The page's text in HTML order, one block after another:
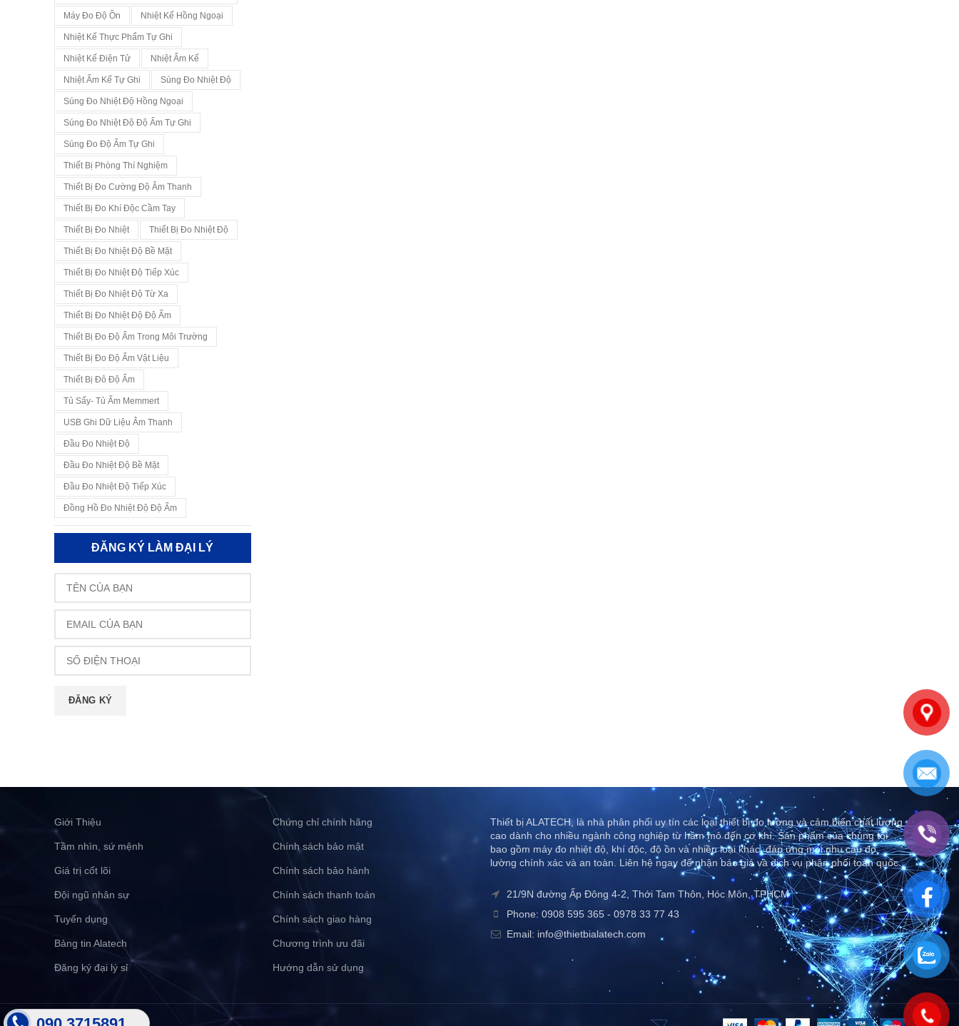
Máy Đo Độ Ồn Nhiệt Kế Hồng Ngoại
Nhiệt Kế Thực Phẩm Tự Ghi
Nhiệt Kế Điện Tử Nhiệt Ẩm Kế
Nhiệt Ẩm Kế Tự Ghi Súng Đo Nhiệt Độ
Súng Đo Nhiệt Độ Hồng Ngoại
Súng Đo Nhiệt Độ Độ Ẩm Tự Ghi
Súng Đo Độ Ẩm Tự Ghi
Thiết Bị Phòng Thí Nghiệm
Thiết Bị Đo Cường Độ Âm Thanh
Thiết Bị Đo Khí Độc Cầm Tay
Thiết Bị Đo Nhiệt Thiết Bị Đo Nhiệt Độ
Thiết Bị Đo Nhiệt Độ Bề Mặt
Thiết Bị Đo Nhiệt Độ Tiếp Xúc
Thiết Bị Đo Nhiệt Độ Từ Xa
Thiết Bị Đo Nhiệt Độ Độ Ẩm
Thiết Bị Đo Độ Ẩm Trong Môi Trường
Thiết Bị Đo Độ Ẩm Vật Liệu
Thiết Bị Đô Độ Ẩm
Tủ Sấy- Tủ Ấm Memmert
USB Ghi Dữ Liệu Âm Thanh
Đầu Đo Nhiệt Độ
Đầu Đo Nhiệt Độ Bề Mặt
Đầu Đo Nhiệt Độ Tiếp Xúc
Đồng Hồ Đo Nhiệt Độ Độ Ẩm
ĐĂNG KÝ LÀM ĐẠI LÝ
Giới Thiệu
Tầm nhìn, sứ mệnh
Giá trị cốt lõi
Đội ngũ nhân sự
Tuyển dụng
Bảng tin Alatech
Đăng ký đại lý sỉ
Chứng chỉ chính hãng
Chính sách bảo mật
Chính sách bảo hành
Chính sách thanh toán
Chính sách giao hàng
Chương trình ưu đãi
Hướng dẫn sử dụng
Thiết bị ALATECH, là nhà phân phối uy tín các loại thiết bị đo lường và cảm biến chất lượng
cao dành cho nhiều ngành công nghiệp từ hầm mỏ đến cơ khí. Sản phẩm của chúng tôi
bao gồm máy đo nhiệt độ, khí độc, độ ồn và nhiều loại khác, đáp ứng mọi nhu cầu đo
lường chính xác và an toàn. Liên hệ ngay để nhận báo giá và dịch vụ phân phối toàn quốc..
21/9N đường Ấp Đông 4-2, Thới Tam Thôn, Hóc Môn, TPHCM
Phone: 0908 595 365 - 0978 33 77 43
Email: info@thietbialatech.com